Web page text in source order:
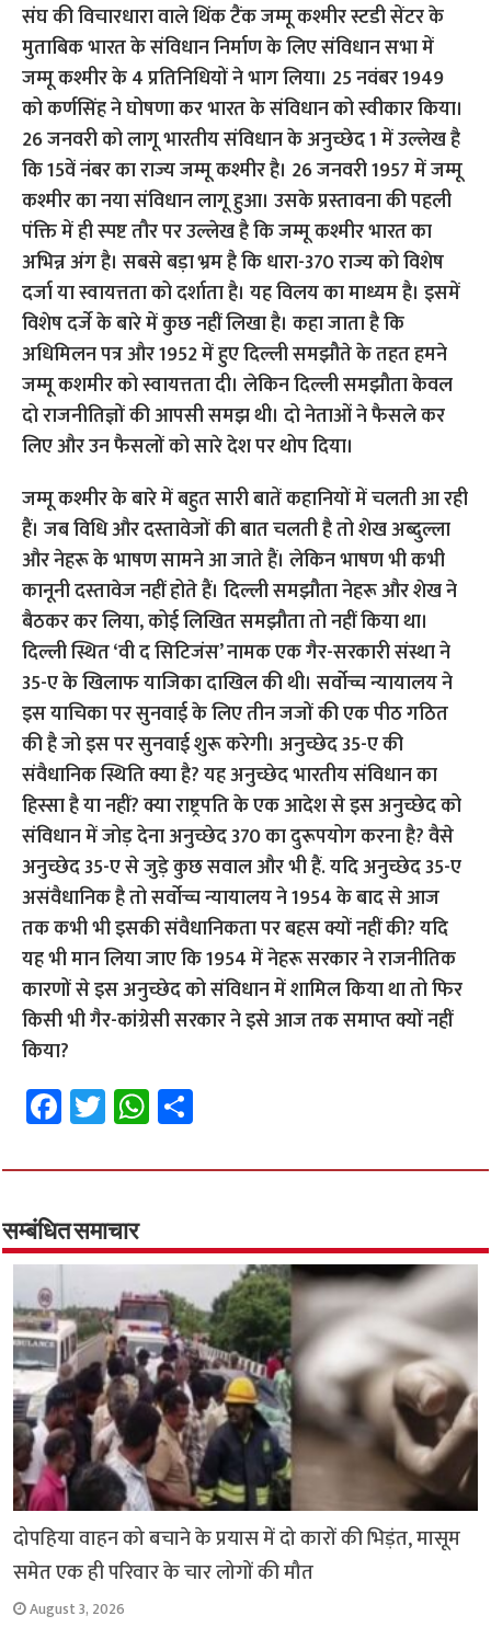
संघ की विचारधारा वाले थिंक टैंक जम्मू कश्मीर स्टडी सेंटर के
मुताबिक भारत के संविधान निर्माण के लिए संविधान सभा में
जम्मू कश्मीर के 4 प्रतिनिधियों ने भाग लिया। 25 नवंबर 1949
को कर्णसिंह ने घोषणा कर भारत के संविधान को स्वीकार किया।
26 जनवरी को लागू भारतीय संविधान के अनुच्छेद 1 में उल्लेख है
कि 15वें नंबर का राज्य जम्मू कश्मीर है। 26 जनवरी 1957 में जम्मू
कश्मीर का नया संविधान लागू हुआ। उसके प्रस्तावना की पहली
पंक्ति में ही स्पष्ट तौर पर उल्लेख है कि जम्मू कश्मीर भारत का
अभिन्न अंग है। सबसे बड़ा भ्रम है कि धारा-370 राज्य को विशेष
दर्जा या स्वायत्तता को दर्शाता है। यह विलय का माध्यम है। इसमें
विशेष दर्जे के बारे में कुछ नहीं लिखा है। कहा जाता है कि
अधिमिलन पत्र और 1952 में हुए दिल्ली समझौते के तहत हमने
जम्मू कशमीर को स्वायत्तता दी। लेकिन दिल्ली समझौता केवल
दो राजनीतिज्ञों की आपसी समझ थी। दो नेताओं ने फैसले कर
लिए और उन फैसलों को सारे देश पर थोप दिया।
जम्मू कश्मीर के बारे में बहुत सारी बातें कहानियों में चलती आ रही
हैं। जब विधि और दस्तावेजों की बात चलती है तो शेख अब्दुल्ला
और नेहरू के भाषण सामने आ जाते हैं। लेकिन भाषण भी कभी
कानूनी दस्तावेज नहीं होते हैं। दिल्ली समझौता नेहरू और शेख ने
बैठकर कर लिया, कोई लिखित समझौता तो नहीं किया था।
दिल्ली स्थित ‘वी द सिटिजंस’ नामक एक गैर-सरकारी संस्था ने
35-ए के खिलाफ याजिका दाखिल की थी। सर्वोच्च न्यायालय ने
इस याचिका पर सुनवाई के लिए तीन जजों की एक पीठ गठित
की है जो इस पर सुनवाई शुरू करेगी। अनुच्छेद 35-ए की
संवैधानिक स्थिति क्या है? यह अनुच्छेद भारतीय संविधान का
हिस्सा है या नहीं? क्या राष्ट्रपति के एक आदेश से इस अनुच्छेद को
संविधान में जोड़ देना अनुच्छेद 370 का दुरूपयोग करना है? वैसे
अनुच्छेद 35-ए से जुड़े कुछ सवाल और भी हैं. यदि अनुच्छेद 35-ए
असंवैधानिक है तो सर्वोच्च न्यायालय ने 1954 के बाद से आज
तक कभी भी इसकी संवैधानिकता पर बहस क्यों नहीं की? यदि
यह भी मान लिया जाए कि 1954 में नेहरू सरकार ने राजनीतिक
कारणों से इस अनुच्छेद को संविधान में शामिल किया था तो फिर
किसी भी गैर-कांग्रेसी सरकार ने इसे आज तक समाप्त क्यों नहीं
किया?
Fa
ce
b
o
o
k
T
wi
tt
er
W
h
at
p
p
ar
सम्बंधित समाचार
दोपहिया वाहन को बचाने के प्रयास में दो कारों की भिड़ंत, मासूम
समेत एक ही परिवार के चार लोगों की मौत
August 3, 2026